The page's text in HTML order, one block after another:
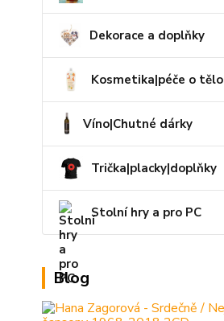
Dekorace a doplňky
Kosmetika|péče o tělo
Víno|Chutné dárky
Trička|placky|doplňky
Stolní hry a pro PC
Blog